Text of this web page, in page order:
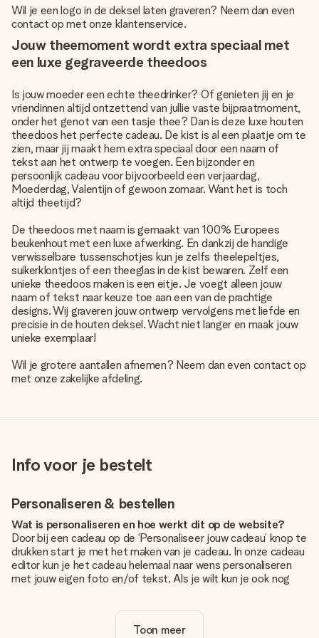
Wil je een logo in de deksel laten graveren? Neem dan even
contact op met onze klantenservice.
Jouw theemoment wordt extra speciaal met
een luxe gegraveerde theedoos
Is jouw moeder een echte theedrinker? Of genieten jij en je
vriendinnen altijd ontzettend van jullie vaste bijpraatmoment,
onder het genot van een tasje thee? Dan is deze luxe houten
theedoos het perfecte cadeau. De kist is al een plaatje om te
zien, maar jij maakt hem extra speciaal door een naam of
tekst aan het ontwerp te voegen. Een bijzonder en
persoonlijk cadeau voor bijvoorbeeld een verjaardag,
Moederdag, Valentijn of gewoon zomaar. Want het is toch
altijd theetijd?
De theedoos met naam is gemaakt van 100% Europees
beukenhout met een luxe afwerking. En dankzij de handige
verwisselbare tussenschotjes kun je zelfs theelepeltjes,
suikerklontjes of een theeglas in de kist bewaren. Zelf een
unieke theedoos maken is een eitje. Je voegt alleen jouw
naam of tekst naar keuze toe aan een van de prachtige
designs. Wij graveren jouw ontwerp vervolgens met liefde en
precisie in de houten deksel. Wacht niet langer en maak jouw
unieke exemplaar!
Wil je grotere aantallen afnemen? Neem dan even contact op
met onze zakelijke afdeling.
Info voor je bestelt
Personaliseren & bestellen
Wat is personaliseren en hoe werkt dit op de website?
Door bij een cadeau op de ‘Personaliseer jouw cadeau’ knop te
drukken start je met het maken van je cadeau. In onze cadeau
editor kun je het cadeau helemaal naar wens personaliseren
met jouw eigen foto en/of tekst. Als je wilt kun je ook nog
Is personalisatie in de prijs inbegrepen?
Toon meer